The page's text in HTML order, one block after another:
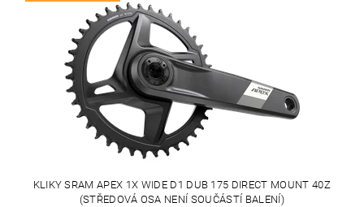
KLIKY SRAM APEX 1X WIDE D1 DUB 175 DIRECT MOUNT 40Z
(STŘEDOVÁ OSA NENÍ SOUČÁSTÍ BALENÍ)